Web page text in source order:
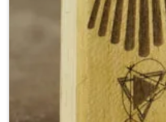
ممکن
است
در
صفحه
محصول
انتخاب
شوند